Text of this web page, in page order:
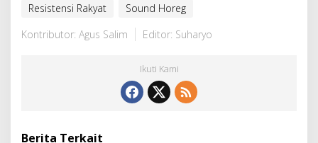
Resistensi Rakyat
Sound Horeg
Kontributor: Agus Salim
Editor: Suharyo
Ikuti Kami
Berita Terkait